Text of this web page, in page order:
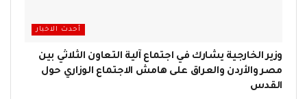
أحدث الاخبار
وزير الخارجية يشارك في اجتماع آلية التعاون الثلاثي بين
مصر والأردن والعراق على هامش الاجتماع الوزاري حول
القدس